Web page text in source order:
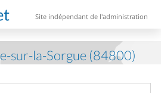
Site indépendant de l'administration
sur-la-Sorgue (84800)